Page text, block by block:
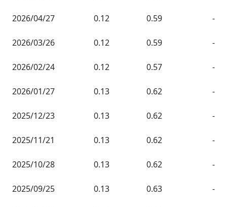
2026/04/27 0.12 0.59 -
2026/03/26 0.12 0.59 -
2026/02/24 0.12 0.57 -
2026/01/27 0.13 0.62 -
2025/12/23 0.13 0.62 -
2025/11/21 0.13 0.62 -
2025/10/28 0.13 0.62 -
2025/09/25 0.13 0.63 -